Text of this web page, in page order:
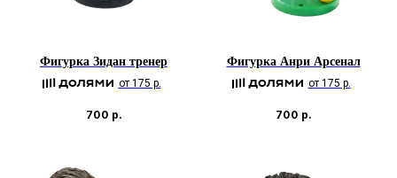
Фигурка Зидан тренер
от 175 р.
700 р.
Фигурка Анри Арсенал
от 175 р.
700 р.